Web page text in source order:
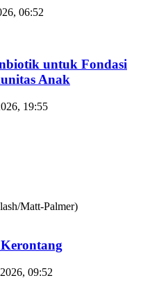
06:52
untuk Fondasi
Anak
19:55
09:52